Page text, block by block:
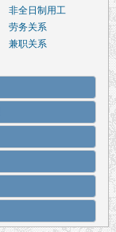
非全日制用工
劳务关系
兼职关系